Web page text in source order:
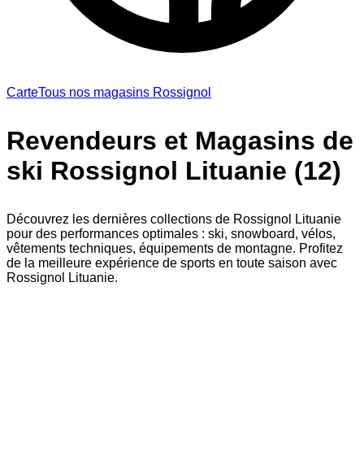
CarteTous nos magasins Rossignol
Revendeurs et Magasins de
ski Rossignol Lituanie (12)
Découvrez les dernières collections de Rossignol Lituanie
pour des performances optimales : ski, snowboard, vélos,
vêtements techniques, équipements de montagne. Profitez
de la meilleure expérience de sports en toute saison avec
Rossignol Lituanie.